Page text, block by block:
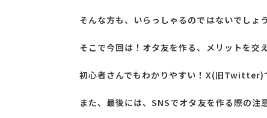
そんな方も、いらっしゃるのではないでしょ
そこで今回は！オタ友を作る、メリットを交
初心者さんでもわかりやすい！X(旧Twitter)
また、最後には、SNSでオタ友を作る際の注